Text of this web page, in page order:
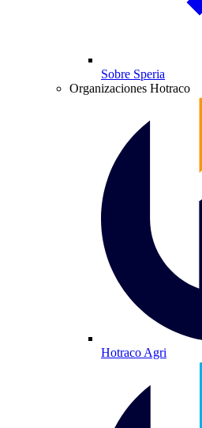
Sobre Speria
Organizaciones Hotraco
Hotraco Agri